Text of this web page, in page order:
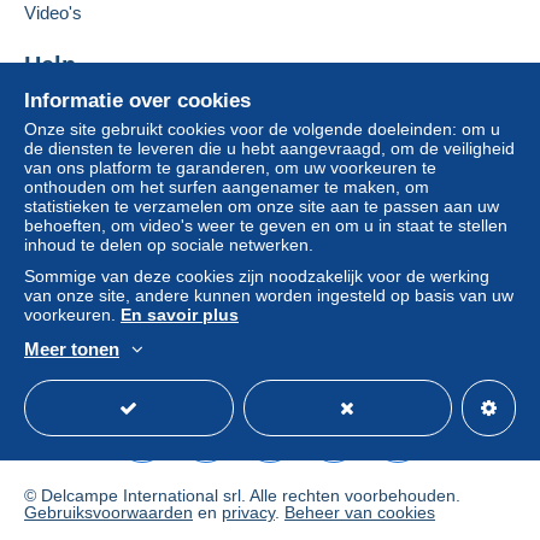
Brief (normaal/klein formaat)
€ 2,20
Betalingsvoorwaarden:
Alle betalingen worden gedaan met
overschrijving naar uw saldo. Er worden geen
betalingen gedaan per cheque of bankoverschrijving
rechtstreeks aan de verkoper.
De koper gebruikt de middelen die Delcampe ter
beschikking stelt in de pagina "Mijn aankopen: Betalen ".
Een betaling die niet is verricht met
credit/debitcard of
overboeking naar uw saldo, wordt door de verkoper
terugbetaald aan de koper. Een onbetaalde aankoop kan
gevolgen hebben voor de rekening van de koper.
Deze verkoper toevoegen aan mijn favorieten
Informatie over cookies
Onze site gebruikt cookies voor de volgende doeleinden: om u
de diensten te leveren die u hebt aangevraagd, om de veiligheid
van ons platform te garanderen, om uw voorkeuren te
onthouden om het surfen aangenamer te maken, om
statistieken te verzamelen om onze site aan te passen aan uw
behoeften, om video's weer te geven en om u in staat te stellen
inhoud te delen op sociale netwerken.
Sommige van deze cookies zijn noodzakelijk voor de werking
van onze site, andere kunnen worden ingesteld op basis van uw
voorkeuren. En savoir plus
Meer tonen
Video's
Help
Hulpcentrum
Kopen op Delcampe
Verkopen op Delcampe
Een beveiligde website
© Delcampe International srl. Alle rechten voorbehouden.
Gebruiksvoorwaarden en privacy. Beheer van cookies